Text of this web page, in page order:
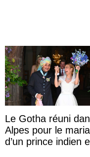
Le Gotha réuni
Alpes pour le
d’un prince indien